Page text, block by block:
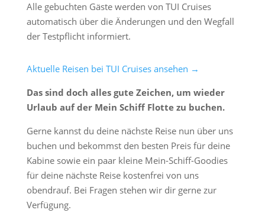
Alle gebuchten Gäste werden von TUI Cruises
automatisch über die Änderungen und den Wegfall
der Testpflicht informiert.
Aktuelle Reisen bei TUI Cruises ansehen →
Das sind doch alles gute Zeichen, um wieder
Urlaub auf der Mein Schiff Flotte zu buchen.
Gerne kannst du deine nächste Reise nun über uns
buchen und bekommst den besten Preis für deine
Kabine sowie ein paar kleine Mein-Schiff-Goodies
für deine nächste Reise kostenfrei von uns
obendrauf. Bei Fragen stehen wir dir gerne zur
Verfügung.